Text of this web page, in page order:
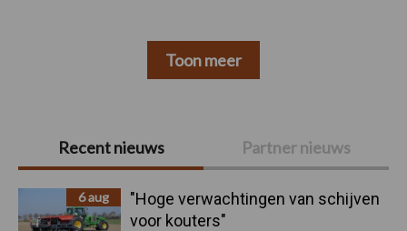
Primaire
Sidebar
Recent nieuws Partner nieuws
6 aug
"Hoge verwachtingen van schijven
voor kouters"
Toon meer